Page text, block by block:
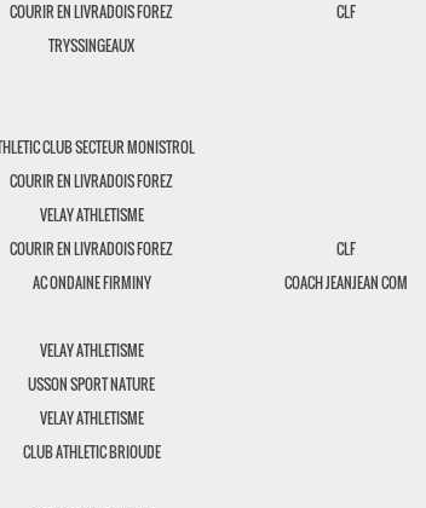
COURIR EN LIVRADOIS FOREZ
CLF
TRYSSINGEAUX
CLUB SECTEUR MONISTROL
COURIR EN LIVRADOIS FOREZ
VELAY ATHLETISME
COURIR EN LIVRADOIS FOREZ
CLF
AC ONDAINE FIRMINY
COACH JEANJEAN COM
VELAY ATHLETISME
USSON SPORT NATURE
VELAY ATHLETISME
CLUB ATHLETIC BRIOUDE